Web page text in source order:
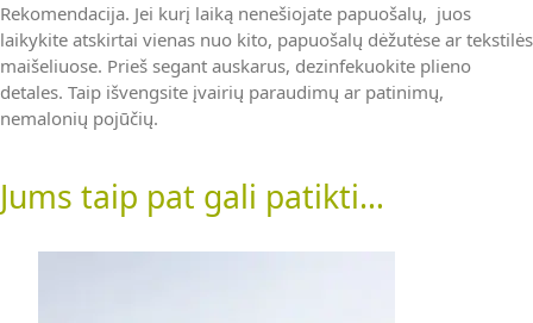
Rekomendacija. Jei kurį laiką nenešiojate papuošalų, juos
laikykite atskirtai vienas nuo kito, papuošalų dėžutėse ar tekstilės
maišeliuose. Prieš segant auskarus, dezinfekuokite plieno
detales. Taip išvengsite įvairių paraudimų ar patinimų,
nemalonių pojūčių.
Jums taip pat gali patikti…